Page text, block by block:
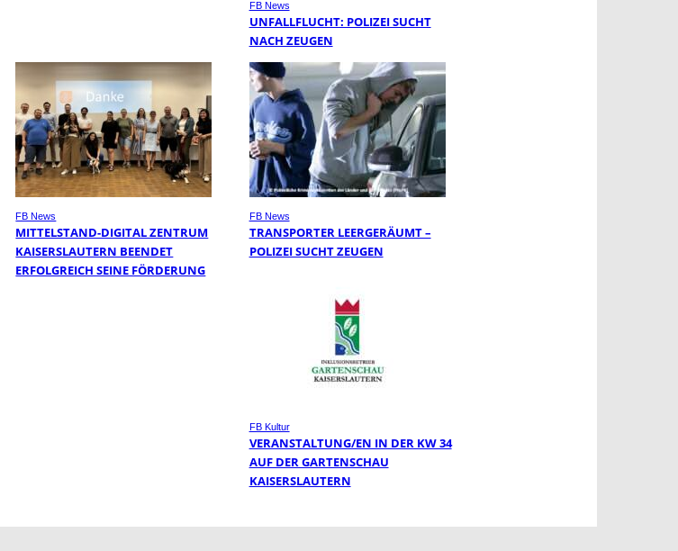
FB News
UNFALLFLUCHT: POLIZEI SUCHT
NACH ZEUGEN
FB News
MITTELSTAND-DIGITAL ZENTRUM
KAISERSLAUTERN BEENDET
ERFOLGREICH SEINE FÖRDERUNG
FB News
TRANSPORTER LEERGERÄUMT –
POLIZEI SUCHT ZEUGEN
FB Kultur
VERANSTALTUNG/EN IN DER KW 34
AUF DER GARTENSCHAU
KAISERSLAUTERN